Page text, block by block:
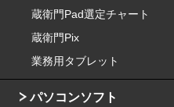
蔵衛門Pad選定チャート
蔵衛門Pix
業務用タブレット
パソコンソフト